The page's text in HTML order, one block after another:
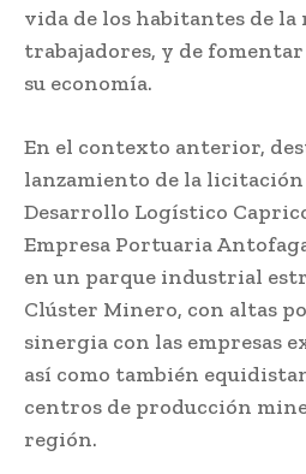
vida de los habitantes de la
trabajadores, y de
su economía.
En el contexto anterior,
lanzamiento de la licitación
Desarrollo Logístico
Empresa Portuaria
en un parque industrial
Clúster Minero, con altas
sinergia con las empresas
así como también
centros de producción
región.